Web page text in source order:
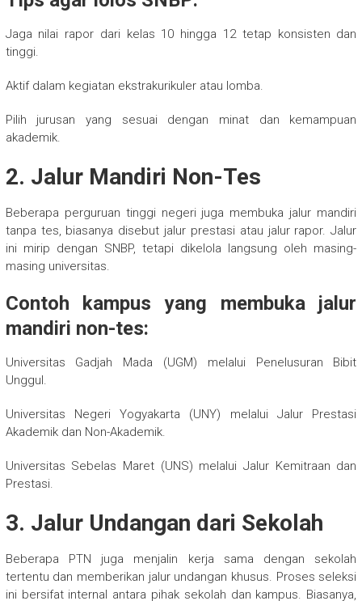
Jaga nilai rapor dari kelas 10 hingga 12 tetap konsisten dan
tinggi.
Aktif dalam kegiatan ekstrakurikuler atau lomba.
Pilih jurusan yang sesuai dengan minat dan kemampuan
akademik.
2. Jalur Mandiri Non-Tes
Beberapa perguruan tinggi negeri juga membuka jalur mandiri
tanpa tes, biasanya disebut jalur prestasi atau jalur rapor. Jalur
ini mirip dengan SNBP, tetapi dikelola langsung oleh masing-
masing universitas.
Contoh kampus yang membuka jalur
mandiri non-tes:
Universitas Gadjah Mada (UGM) melalui Penelusuran Bibit
Unggul.
Universitas Negeri Yogyakarta (UNY) melalui Jalur Prestasi
Akademik dan Non-Akademik.
Universitas Sebelas Maret (UNS) melalui Jalur Kemitraan dan
Prestasi.
3. Jalur Undangan dari Sekolah
Beberapa PTN juga menjalin kerja sama dengan sekolah
tertentu dan memberikan jalur undangan khusus. Proses seleksi
ini bersifat internal antara pihak sekolah dan kampus. Biasanya,